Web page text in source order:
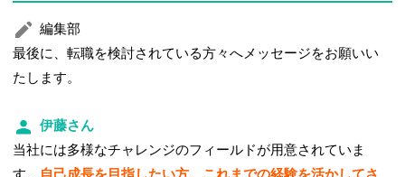
編集部
最後に、転職を検討されている方々へメッセージをお願いい
たします。
伊藤さん
当社には多様なチャレンジのフィールドが用意されていま